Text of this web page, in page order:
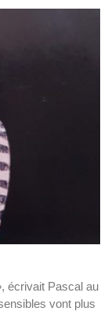
écrivait Pascal au
vont plus